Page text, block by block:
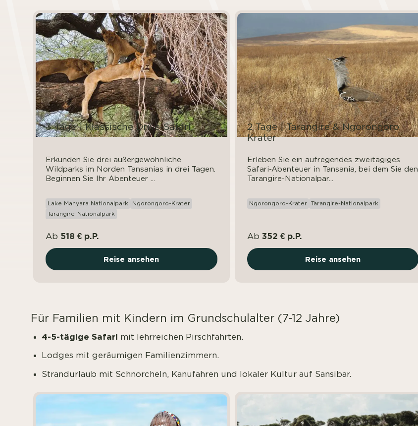
3 Tage | Klassische Drive-Safari
Erkunden Sie drei außergewöhnliche
Wildparks im Norden Tansanias in drei Tagen.
Beginnen Sie Ihr Abenteuer ...
Lake Manyara Nationalpark
Ngorongoro-Krater
Tarangire-Nationalpark
Ab 518 € p.P.
Reise ansehen
2 Tage | Tarangire & Ngorongoro
Krater
Erleben Sie ein aufregendes zweitägiges
Safari-Abenteuer in Tansania, bei dem Sie den
Tarangire-Nationalpar...
Ngorongoro-Krater Tarangire-Nationalpark
Ab 352 € p.P.
Reise ansehen
Für Familien mit Kindern im Grundschulalter (7-12 Jahre)
4-5-tägige Safari mit lehrreichen Pirschfahrten.
Lodges mit geräumigen Familienzimmern.
Strandurlaub mit Schnorcheln, Kanufahren und lokaler Kultur auf Sansibar.